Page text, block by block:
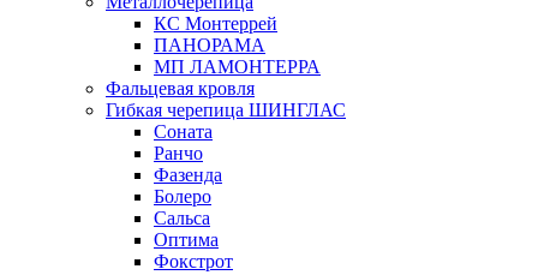
КС Монтеррей
ПАНОРАМА
МП ЛАМОНТЕРРА
Фальцевая кровля
Гибкая черепица ШИНГЛАС
Соната
Ранчо
Фазенда
Болеро
Сальса
Оптима
Фокстрот